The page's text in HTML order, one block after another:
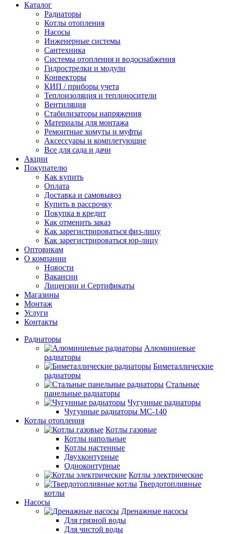
Каталог
Радиаторы
Котлы отопления
Насосы
Инженерные системы
Сантехника
Системы отопления и водоснабжения
Гидрострелки и модули
Конвекторы
КИП / приборы учета
Теплоизоляция и теплоносители
Вентиляция
Стабилизаторы напряжения
Материалы для монтажа
Ремонтные хомуты и муфты
Аксессуары и комплетующие
Все для сада и дачи
Акции
Покупателю
Как купить
Оплата
Доставка и самовывоз
Купить в рассрочку
Покупка в кредит
Как отменить заказ
Как зарегистрироваться физ-лицу
Как зарегистрироваться юр-лицу
Оптовикам
О компании
Новости
Вакансии
Лицензии и Сертификаты
Магазины
Монтаж
Услуги
Контакты
Радиаторы
Алюминиевые
радиаторы
Биметаллические
радиаторы
Стальные
панельные радиаторы
Чугунные радиаторы
Чугунные радиаторы МС-140
Котлы отопления
Котлы газовые
Котлы напольные
Котлы настенные
Двухконтурные
Одноконтурные
Котлы электрические
Твердотопливные
котлы
Насосы
Дренажные насосы
Для грязной воды
Для чистой воды